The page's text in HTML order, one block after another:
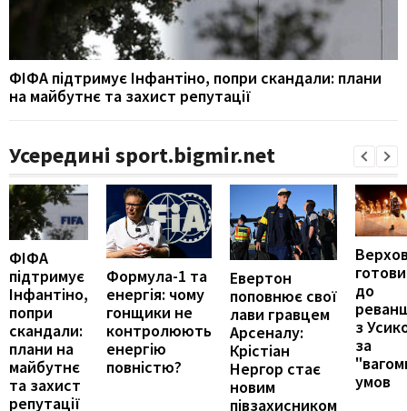
ФІФА підтримує Інфантіно, попри скандали: плани
на майбутнє та захист репутації
Усередині sport.bigmir.net
ФІФА
підтримує
Інфантіно,
попри
скандали:
плани на
майбутнє
та захист
репутації
Формула-1 та
енергія: чому
гонщики не
контролюють
енергію
повністю?
Евертон
поповнює свої
лави гравцем
Арсеналу:
Крістіан
Нергор стає
новим
півзахисником
до
з
за
умов